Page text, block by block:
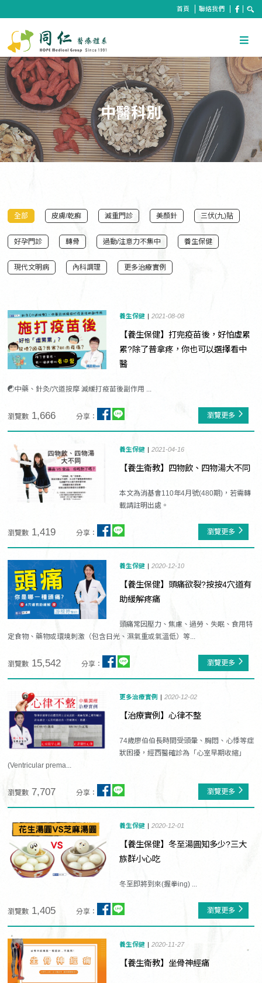
首頁 聯絡我們
中醫科別
全部 皮膚/乾癬 減重門診 美顏針 三伏(九)貼
好孕門診 轉骨 過動/注意力不集中 養生保健
現代文明病 內科調理 更多治療實例
養生保健 2021-08-08
【養生保健】打完疫苗後，好怕虛累
累?除了普拿疼，你也可以選擇看中
醫
☯中藥、針灸/穴道按摩 減緩打疫苗後副作用 ...
瀏覽數 1,666 分享： 瀏覽更多
養生保健 2021-04-16
【養生衛教】四物飲、四物湯大不同
本文為消基會110年4月號(480期)，若需轉
載請註明出處。
瀏覽數 1,419 分享： 瀏覽更多
養生保健 2020-12-10
【養生保健】頭痛欲裂?按按4穴道有
助緩解疼痛
頭痛常因壓力、焦慮、過勞、失眠、食用特
定食物、藥物或環境刺激（包含日光、濕氣重或氣溫低）等...
瀏覽數 15,542 分享： 瀏覽更多
更多治療實例 2020-12-02
【治療實例】心律不整
74歲廖伯伯長時間受頭暈、胸悶、心悸等症
狀困擾，經西醫確診為「心室早期收縮」
(Ventricular prema...
瀏覽數 7,707 分享： 瀏覽更多
養生保健 2020-12-01
【養生保健】冬至湯圓知多少?三大
族群小心吃
冬至即將到來(握拳ing) ...
瀏覽數 1,405 分享： 瀏覽更多
養生保健 2020-11-27
【養生衛教】坐骨神經痛